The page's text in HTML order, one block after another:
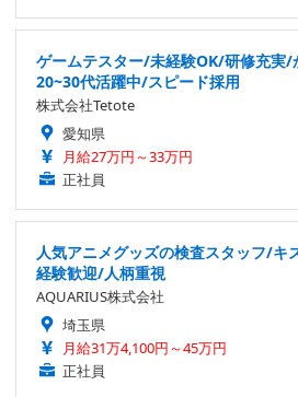
ゲームテスター/未経験OK/研修充実
20~30代活躍中/スピード採用
株式会社Tetote
愛知県
月給27万円～33万円
正社員
人気アニメグッズの検査スタッフ/キ
経験歓迎/人柄重視
AQUARIUS株式会社
埼玉県
月給31万4,100円～45万円
正社員